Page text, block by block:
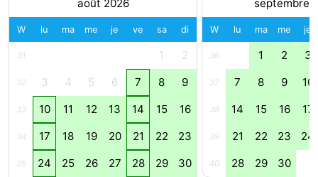
Méridionale
Leiden
Bollenstreek
Nature
Hollands
Katwijk
août 2026
W lu ma me je ve sa di
31 1 2
32 3 4 5 6 7 8 9
33 10 11 12 13 14 15 16
34 17 18 19 20 21 22 23
35 24 25 26 27 28 29 30
septembre
W lu ma me je
36 1 2 3
37 7 8 9 10
38 14 15 16 17
39 21 22 23 24
40 28 29 30